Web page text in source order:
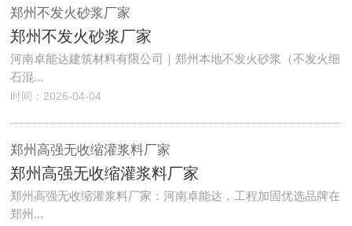
郑州不发火砂浆厂家
郑州不发火砂浆厂家
河南卓能达建筑材料有限公司｜郑州本地不发火砂浆（不发火细
石混...
时间：2026-04-04
郑州高强无收缩灌浆料厂家
郑州高强无收缩灌浆料厂家
郑州高强无收缩灌浆料厂家：河南卓能达，工程加固优选品牌在
郑州...